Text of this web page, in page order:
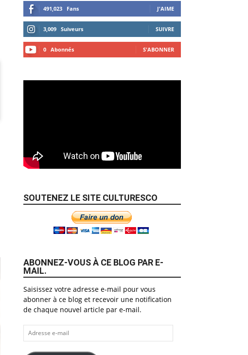
491,023 Fans J'AIME
3,009 Suiveurs SUIVRE
0 Abonnés S'ABONNER
SOUTENEZ LE SITE CULTURESCO
ABONNEZ-VOUS À CE BLOG PAR E-
MAIL.
Saisissez votre adresse e-mail pour vous
abonner à ce blog et recevoir une notification
de chaque nouvel article par e-mail.
Adresse
e-
mail